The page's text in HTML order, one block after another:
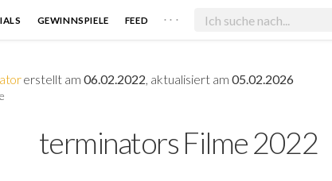
GEWINNSPIELE FEED . . .
erstellt am06.02.2022 , aktualisiert am05.02.2026
terminators Filme 2022